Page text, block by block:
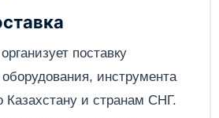
поставку
инструмента
Казахстану и странам СНГ.